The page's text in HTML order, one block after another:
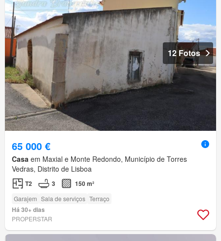
12 Fotos
65 000 €
Casa em Maxial e Monte Redondo, Município de Torres
Vedras, Distrito de Lisboa
T2 3 150 m²
Garajem Sala de serviços Terraço
Há 30+ dias
PROPERSTAR